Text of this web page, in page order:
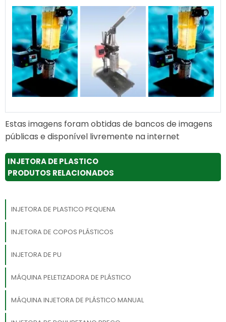
Estas imagens foram obtidas de bancos de imagens
públicas e disponível livremente na internet
INJETORA DE PLASTICO
PRODUTOS RELACIONADOS
INJETORA DE PLASTICO PEQUENA
INJETORA DE COPOS PLÁSTICOS
INJETORA DE PU
MÁQUINA PELETIZADORA DE PLÁSTICO
MÁQUINA INJETORA DE PLÁSTICO MANUAL